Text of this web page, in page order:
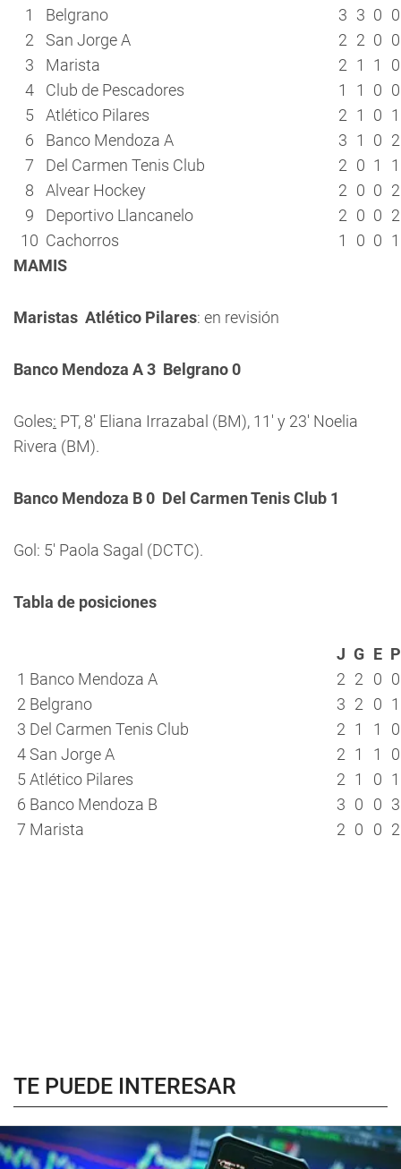
1
Belgrano 3 3 0 0
2
San Jorge A 2 2 0 0
3
Marista 2 1 1
0
4
Club de Pescadores 1 1 0 0
5
Atlético Pilares 2 1 0 1
6
Banco Mendoza A 3 1 0 2
7
Del Carmen Tenis Club 2 0 1
1
8
Alvear Hockey 2 0 0 2
9
Deportivo Llancanelo 2 0 0 2
10 Cachorros 1 0 0 1
MAMIS
Maristas  Atlético Pilares: en revisión
Banco Mendoza A 3  Belgrano 0
Goles: PT, 8′ Eliana Irrazabal (BM), 11′ y 23′ Noelia
Rivera (BM).
Banco Mendoza B 0  Del Carmen Tenis Club 1
Gol: 5′ Paola Sagal (DCTC).
Tabla de posiciones
J G E P
1 Banco Mendoza A 2 2 0 0
2 Belgrano 3 2 0 1
3 Del Carmen Tenis Club 2 1 1
0
4San Jorge A 2 1 1
0
5Atlético Pilares 2 1 0 1
6 Banco Mendoza B 3 0 0 3
7 Marista 2 0 0 2
TE PUEDE INTERESAR